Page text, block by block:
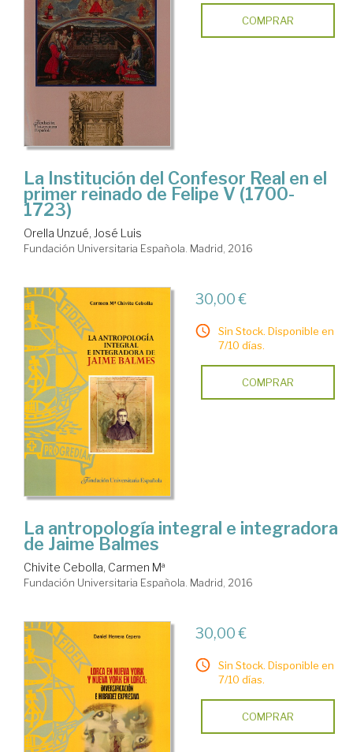
COMPRAR
La Institución del Confesor Real en el
primer reinado de Felipe V (1700-
1723)
Orella Unzué, José Luis
Fundación Universitaria Española. Madrid, 2016
30,00 €
Sin Stock. Disponible en
7/10 días.
COMPRAR
La antropología integral e integradora
de Jaime Balmes
Chivite Cebolla, Carmen Mª
Fundación Universitaria Española. Madrid, 2016
30,00 €
Sin Stock. Disponible en
7/10 días.
COMPRAR